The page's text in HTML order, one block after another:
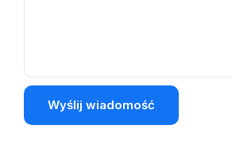
Wyślij wiadomość